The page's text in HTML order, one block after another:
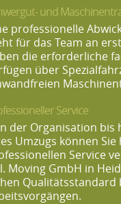
und
professionelle
für das Team an
die erforderliche
über
Service
der Organisation
Umzugs können
Service
Moving GmbH in
Qualitätsstandard